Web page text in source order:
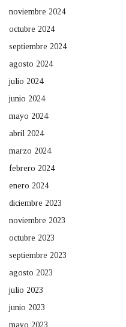
noviembre 2024
octubre 2024
septiembre 2024
agosto 2024
julio 2024
junio 2024
mayo 2024
abril 2024
marzo 2024
febrero 2024
enero 2024
diciembre 2023
noviembre 2023
octubre 2023
septiembre 2023
agosto 2023
julio 2023
junio 2023
mayo 2023